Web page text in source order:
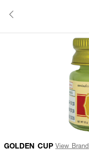
GOLDEN CUP View Brand